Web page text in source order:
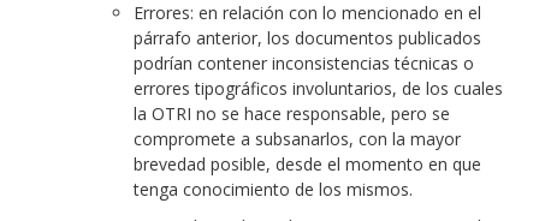
Errores: en relación con lo mencionado en el
párrafo anterior, los documentos publicados
podrían contener inconsistencias técnicas o
errores tipográficos involuntarios, de los cuales
la OTRI no se hace responsable, pero se
compromete a subsanarlos, con la mayor
brevedad posible, desde el momento en que
tenga conocimiento de los mismos.